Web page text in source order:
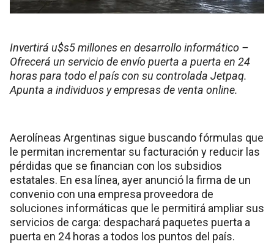
Invertirá u$s5 millones en desarrollo informático –
Ofrecerá un servicio de envío puerta a puerta en 24
horas para todo el país con su controlada Jetpaq.
Apunta a individuos y empresas de venta online.
Aerolíneas Argentinas sigue buscando fórmulas que
le permitan incrementar su facturación y reducir las
pérdidas que se financian con los subsidios
estatales. En esa línea, ayer anunció la firma de un
convenio con una empresa proveedora de
soluciones informáticas que le permitirá ampliar sus
servicios de carga: despachará paquetes puerta a
puerta en 24 horas a todos los puntos del país.